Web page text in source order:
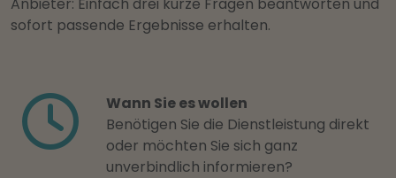
sofort passende Ergebnisse erhalten.
Wann Sie es wollen
Benötigen Sie die Dienstleistung direkt
oder möchten Sie sich ganz
unverbindlich informieren?